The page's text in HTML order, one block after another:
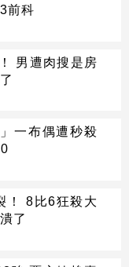
前科
男遭肉搜是房
一布偶遭秒殺
！ 8比6狂殺大
了